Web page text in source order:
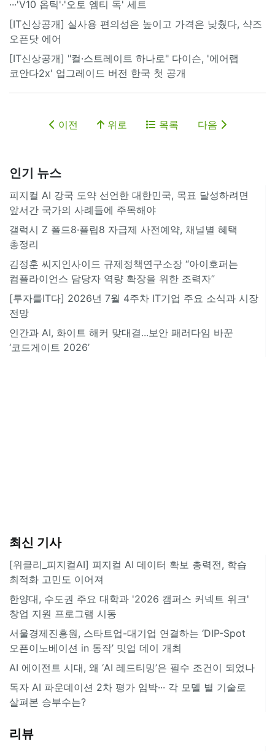
···'V10 옵틱'·'오토 엠티 독' 세트
[IT신상공개] 실사용 편의성은 높이고 가격은 낮췄다, 샥즈
오픈닷 에어
[IT신상공개] "컬·스트레이트 하나로" 다이슨, '에어랩
코안다2x' 업그레이드 버전 한국 첫 공개
이전 위로 목록 다음
인기 뉴스
피지컬 AI 강국 도약 선언한 대한민국, 목표 달성하려면
앞서간 국가의 사례들에 주목해야
갤럭시 Z 폴드8·플립8 자급제 사전예약, 채널별 혜택
총정리
김정훈 씨지인사이드 규제정책연구소장 “아이호퍼는
컴플라이언스 담당자 역량 확장을 위한 조력자”
[투자를IT다] 2026년 7월 4주차 IT기업 주요 소식과 시장
전망
인간과 AI, 화이트 해커 맞대결...보안 패러다임 바꾼
‘코드게이트 2026’
최신 기사
[위클리_피지컬AI] 피지컬 AI 데이터 확보 총력전, 학습
최적화 고민도 이어져
한양대, 수도권 주요 대학과 '2026 캠퍼스 커넥트 위크'
창업 지원 프로그램 시동
서울경제진흥원, 스타트업-대기업 연결하는 ‘DIP-Spot
오픈이노베이션 in 동작’ 밋업 데이 개최
AI 에이전트 시대, 왜 ‘AI 레드티밍’은 필수 조건이 되었나
독자 AI 파운데이션 2차 평가 임박··· 각 모델 별 기술로
살펴본 승부수는?
리뷰